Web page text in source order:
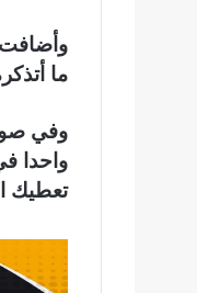
ما
وفي
واحدا
تعطيك